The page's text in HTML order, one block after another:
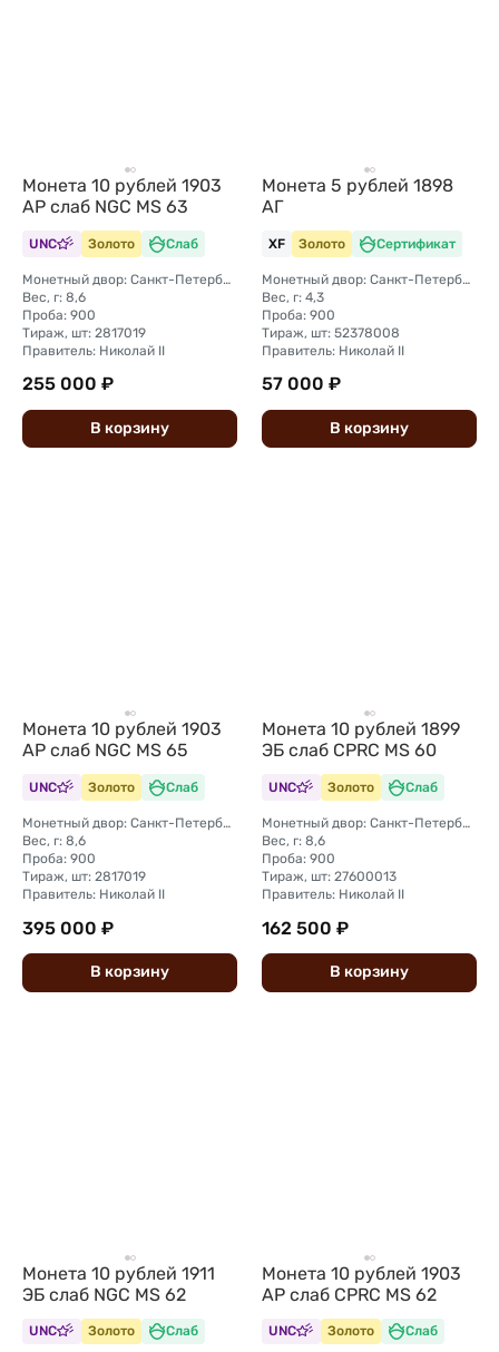
Монета 10 рублей 1903
АР слаб NGC MS 63
UNC Золото Слаб
Монетный двор: Санкт-Петербургский монетный двор
Вес, г: 8,6
Проба: 900
Тираж, шт: 2817019
Правитель: Николай II
255 000 ₽
В корзину
Монета 5 рублей 1898
АГ
XF Золото Сертификат
Монетный двор: Санкт-Петербургский монетный двор
Вес, г: 4,3
Проба: 900
Тираж, шт: 52378008
Правитель: Николай II
57 000 ₽
В корзину
Монета 10 рублей 1903
АР слаб NGC MS 65
UNC Золото Слаб
Монетный двор: Санкт-Петербургский монетный двор
Вес, г: 8,6
Проба: 900
Тираж, шт: 2817019
Правитель: Николай II
395 000 ₽
В корзину
Монета 10 рублей 1899
ЭБ слаб CPRC MS 60
UNC Золото Слаб
Монетный двор: Санкт-Петербургский монетный двор
Вес, г: 8,6
Проба: 900
Тираж, шт: 27600013
Правитель: Николай II
162 500 ₽
В корзину
Монета 10 рублей 1911
ЭБ слаб NGC MS 62
UNC Золото Слаб
Монета 10 рублей 1903
АР слаб CPRC MS 62
UNC Золото Слаб